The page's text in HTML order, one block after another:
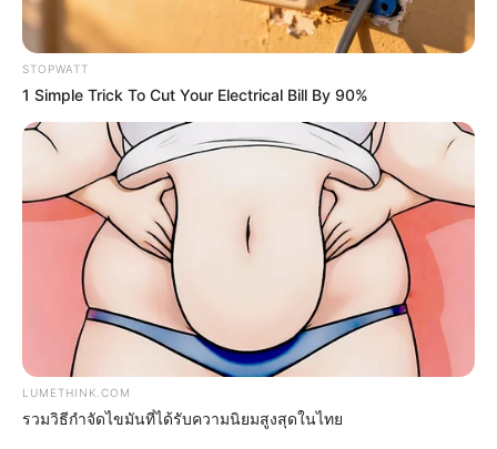
Top 10 Pop Divas - Number 4 May Shock You
STOPWATT
1 Simple Trick To Cut Your Electrical Bill By 90%
LUMETHINK.COM
รวมวิธีกำจัดไขมันที่ได้รับความนิยมสูงสุดในไทย